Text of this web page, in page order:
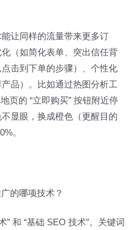
能让同样的流量带来更多订
（如简化表单、突出信任背
击到下单的步骤）、个性化
品）。比如通过热图分析工
页的 “立即购买” 按钮附近停
显眼，换成橙色（更醒目的
。
的哪项技术？
” 和 “基础 SEO 技术”。关键词